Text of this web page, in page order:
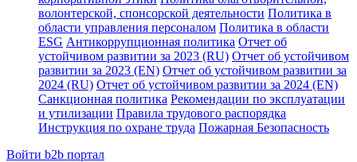
волонтерской, спонсорской деятельности Политика в
области управления персоналом Политика в области
ESG Антикоррупционная политика Отчет об
устойчивом развитии за 2023 (RU) Отчет об устойчивом
развитии за 2023 (EN) Отчет об устойчивом развитии за
2024 (RU) Отчет об устойчивом развитии за 2024 (EN)
Санкционная политика Рекомендации по эксплуатации
и утилизации Правила трудового распорядка
Инструкция по охране труда Пожарная Безопасность
Войти b2b портал